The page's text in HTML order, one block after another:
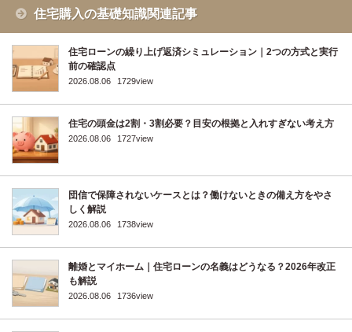
住宅購入の基礎知識関連記事
住宅ローンの繰り上げ返済シミュレーション｜2つの方式と実行
前の確認点
2026.08.06 1729view
住宅の頭金は2割・3割必要？目安の根拠と入れすぎない考え方
2026.08.06 1727view
団信で保障されないケースとは？働けないときの備え方をやさ
しく解説
2026.08.06 1738view
離婚とマイホーム｜住宅ローンの名義はどうなる？2026年改正
も解説
2026.08.06 1736view